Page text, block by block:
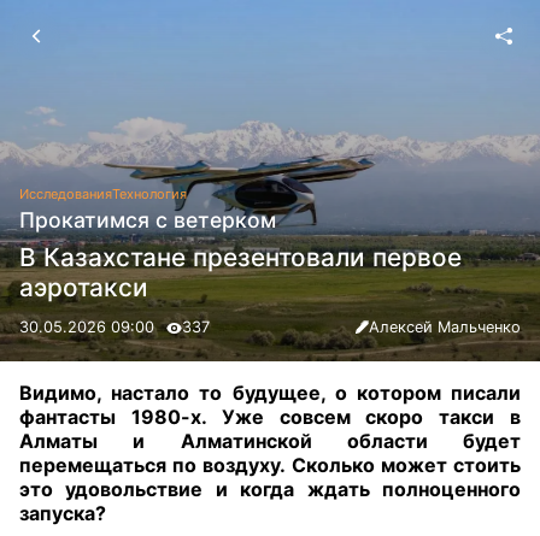
ИсследованияТехнология
Прокатимся с ветерком
В Казахстане презентовали первое
аэротакси
30.05.2026 09:00 337 Алексей Мальченко
Видимо, настало то будущее, о котором писали
фантасты 1980-х. Уже совсем скоро такси в
Алматы и Алматинской области будет
перемещаться по воздуху. Сколько может стоить
это удовольствие и когда ждать полноценного
запуска?